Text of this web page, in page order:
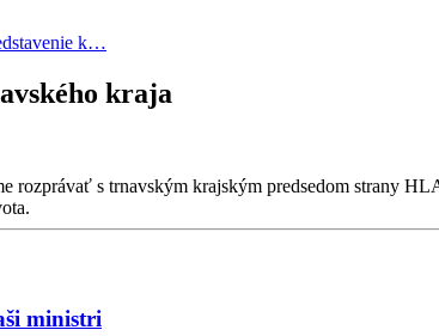
k…
kraja
rozprávať s trnavským krajským predsedom strany
ministri